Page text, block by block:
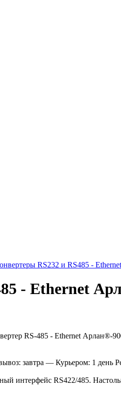
RS232 и RS485 - Ethernet
- Ethernet
завтра — Курьером: 1 день
интерфейс RS422/485.